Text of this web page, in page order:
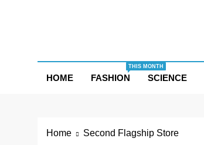
HOME FASHION
THIS MONTH
SCIENCE
Home Second Flagship Store